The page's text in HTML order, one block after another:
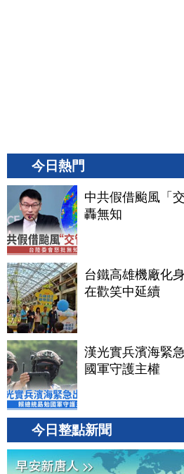
今日熱門
中共假借颱風「
轟無知
台鐵高雄機廠化
在歡笑中延續
漢光實兵濱海緊
國軍守護主權
今日整點新聞